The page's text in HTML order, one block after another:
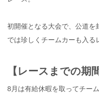
初開催となる大会で、公道を
では珍しくチームカーも入る
【レースまでの期
8月は有給休暇を取ってチー